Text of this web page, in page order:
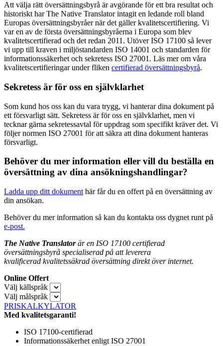
Att välja rätt översättningsbyrå är avgörande för ett bra resultat och
historiskt har The Native Translator intagit en ledande roll bland
Europas översättningsbyråer när det gäller kvalitetscertifiering. Vi
var en av de första översättningsbyråerna i Europa som blev
kvalitetscertifierad och det redan 2011. Utöver ISO 17100 så lever
vi upp till kraven i miljöstandarden ISO 14001 och standarden för
informationssäkerhet och sekretess ISO 27001. Läs mer om våra
kvalitetscertifieringar under fliken certifierad översättningsbyrå.
Sekretess är för oss en självklarhet
Som kund hos oss kan du vara trygg, vi hanterar dina dokument på
ett försvarligt sätt. Sekretess är för oss en självklarhet, men vi
tecknar gärna sekretessavtal för uppdrag som specifikt kräver det. Vi
följer normen ISO 27001 för att säkra att dina dokument hanteras
försvarligt.
Behöver du mer information eller vill du beställa en
översättning av dina ansökningshandlingar?
Ladda upp ditt dokument här får du en offert på en översättning av
din ansökan.
Behöver du mer information så kan du kontakta oss dygnet runt på
e-post.
The Native Translatorär en ISO 17100 certifierad
översättningsbyrå specialiserad på att leverera
kvalificerad kvalitetssäkrad översättning direkt över internet.
Online Offert
Välj källspråk
Välj målspråk
PRISKALKYLATOR
Med kvalitetsgaranti!
ISO 17100-certifierad
Informationssäkerhet enligt ISO 27001